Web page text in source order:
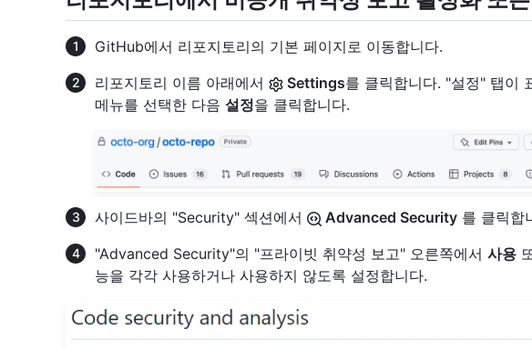
GitHub에서 리포지토리의 기본 페이지로 이동합니다.
리포지토리 이름 아래에서
Settings를 클릭합니다. "설정" 탭이
메뉴를 선택한 다음 설정을 클릭합니다.
사이드바의 "Security" 섹션에서 Advanced Security 를 클릭합
"Advanced Security"의 "프라이빗 취약성 보고" 오른쪽에서 사용
능을 각각 사용하거나 사용하지 않도록 설정합니다.